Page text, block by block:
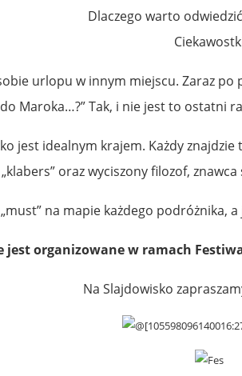
Dlaczego warto
urlopu w innym miejscu. Zaraz
Maroka…?” Tak, i nie jest to ostatni
jest idealnym krajem. Każdy
oraz wyciszony filozof,
na mapie każdego podróżnika,
jest organizowane w ramach
Na Slajdowisko